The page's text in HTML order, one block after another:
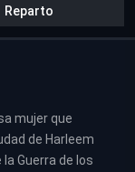
Reparto
mujer que
de Harleem
Guerra de los